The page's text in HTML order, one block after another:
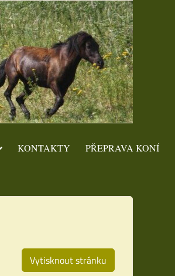
KONTAKTY PŘEPRAVA KONÍ
Vytisknout stránku